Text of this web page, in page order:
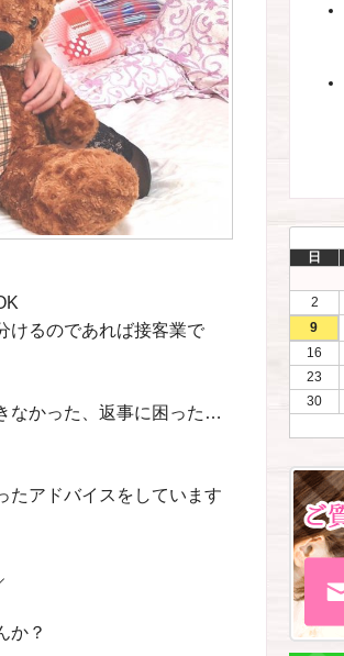
けるのであれば接客業で
なかった、返事に困った…
たアドバイスをしています
か？
日
2
9
16
23
30